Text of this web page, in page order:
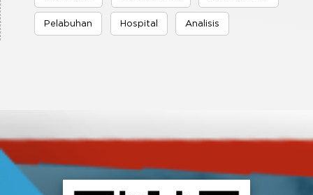
Pelabuhan Hospital Analisis